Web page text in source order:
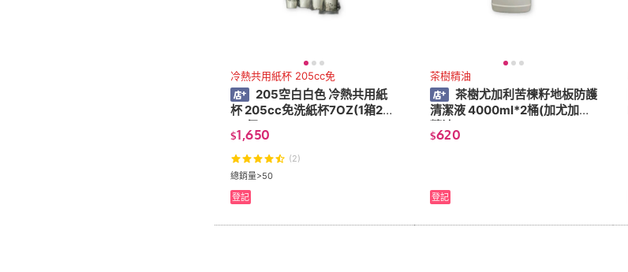
冷熱共用紙杯 205cc免
205空白白色 冷熱共用紙
杯 205cc免洗紙杯7OZ(1箱20
00個)
$1,650
(2)
總銷量>50
登記
茶樹精油
茶樹尤加利苦楝籽地板防護
清潔液 4000ml*2桶(加尤加利
精油)
$620
登記